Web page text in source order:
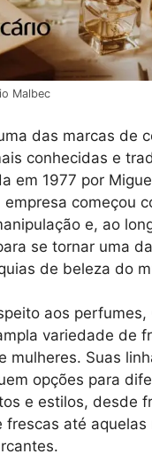
Malbec
das marcas de
conhecidas e
em 1977 por
começou
e, ao
se tornar uma
de beleza do
aos perfumes,
variedade de
mulheres. Suas
opções para
e estilos, desde
frescas até aquelas